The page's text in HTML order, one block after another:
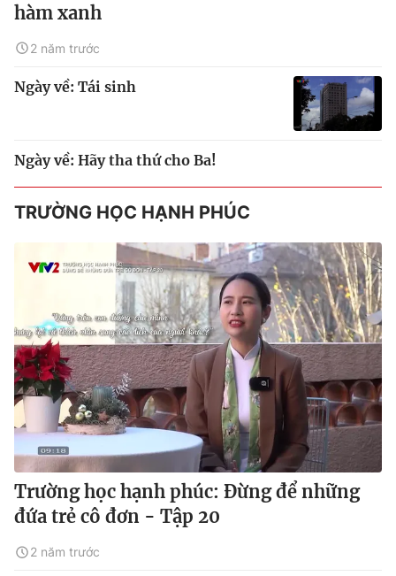
hàm xanh
2 năm trước
Ngày về: Tái sinh
Ngày về: Hãy tha thứ cho Ba!
TRƯỜNG HỌC HẠNH PHÚC
Trường học hạnh phúc: Đừng để những
đứa trẻ cô đơn - Tập 20
2 năm trước